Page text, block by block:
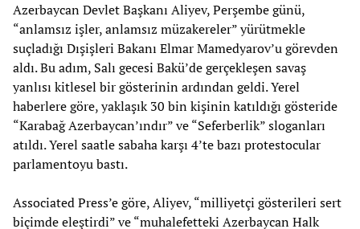
Azerbaycan Devlet Başkanı Aliyev, Perşembe günü,
“anlamsız işler, anlamsız müzakereler” yürütmekle
suçladığı Dışişleri Bakanı Elmar Mamedyarov’u görevden
aldı. Bu adım, Salı gecesi Bakü’de gerçekleşen savaş
yanlısı kitlesel bir gösterinin ardından geldi. Yerel
haberlere göre, yaklaşık 30 bin kişinin katıldığı gösteride
“Karabağ Azerbaycan’ındır” ve “Seferberlik” sloganları
atıldı. Yerel saatle sabaha karşı 4’te bazı protestocular
parlamentoyu bastı.
Associated Press’e göre, Aliyev, “milliyetçi gösterileri sert
biçimde eleştirdi” ve “muhalefetteki Azerbaycan Halk